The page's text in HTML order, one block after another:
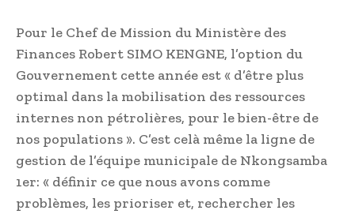
Pour le Chef de Mission du Ministère des
Finances Robert SIMO KENGNE, l’option du
Gouvernement cette année est « d’être plus
optimal dans la mobilisation des ressources
internes non pétrolières, pour le bien-être de
nos populations ». C’est celà même la ligne de
gestion de l’équipe municipale de Nkongsamba
1er: « définir ce que nous avons comme
problèmes, les prioriser et, rechercher les